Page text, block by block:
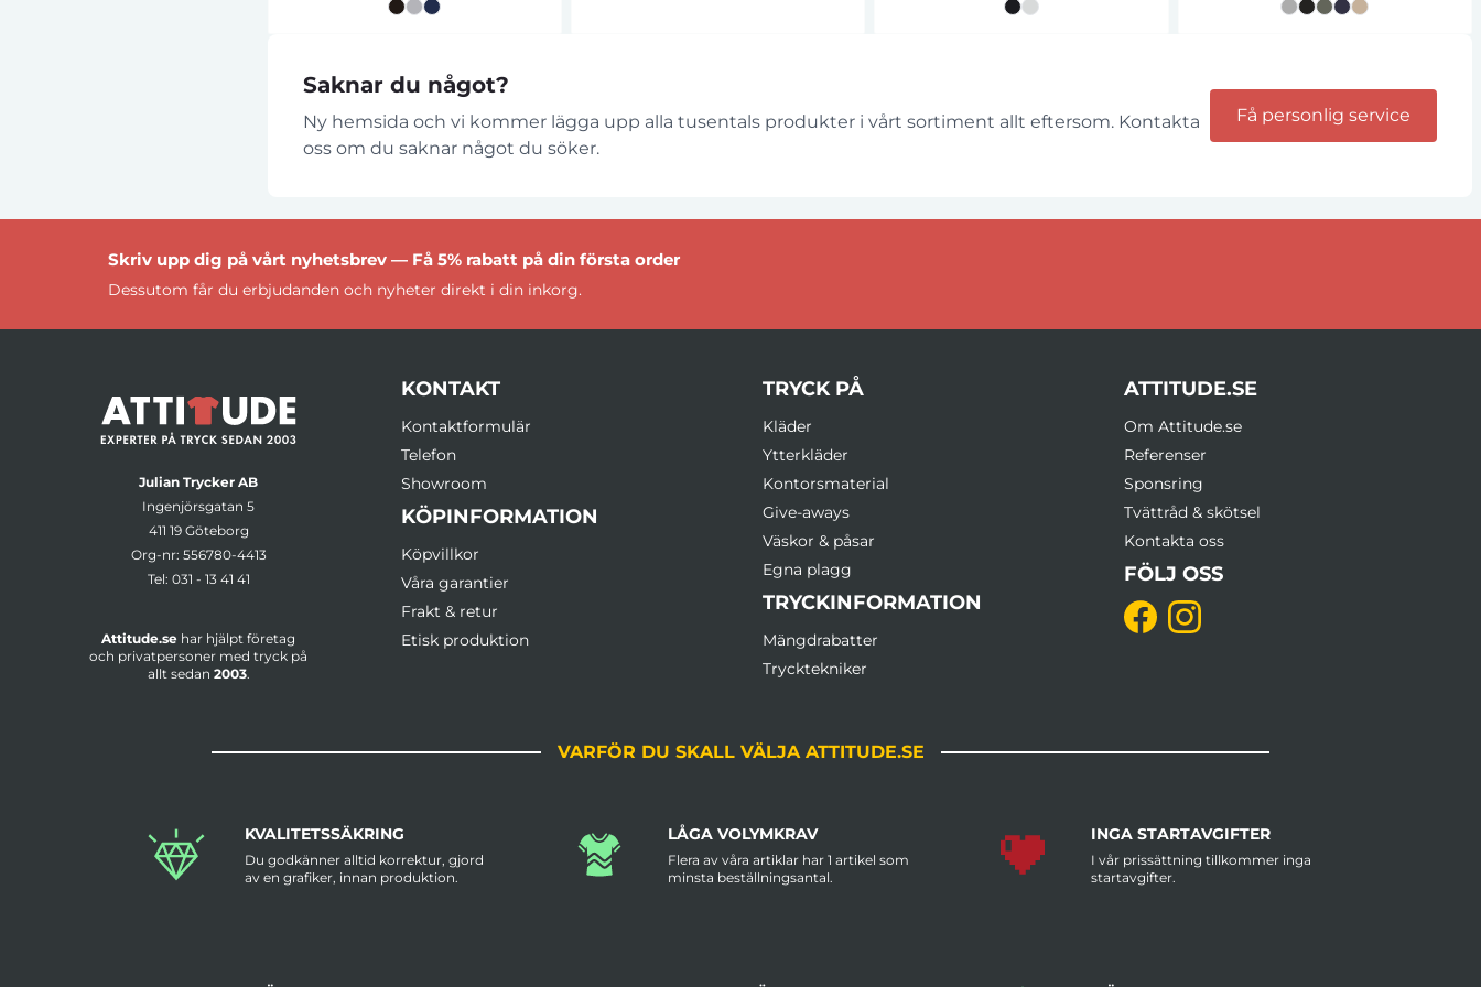
Återförslutningsbara och
Saknar du något?
Ny hemsida och vi kommer lägga upp alla tusentals produkter i vårt sortiment allt eftersom. Kontakta
oss om du saknar något du söker.
Få personlig service
Skriv upp dig på vårt nyhetsbrev — Få 5% rabatt på din första order
Dessutom får du erbjudanden och nyheter direkt i din inkorg.
Julian Trycker AB
Ingenjörsgatan 5
411 19 Göteborg
Org-nr: 556780-4413
Tel: 031 - 13 41 41
Attitude.se har hjälpt företag
och privatpersoner med tryck på
allt sedan 2003.
KONTAKT
Kontaktformulär
Telefon
Showroom
KÖPINFORMATION
Köpvillkor
Våra garantier
Frakt & retur
Etisk produktion
TRYCK PÅ
Kläder
Ytterkläder
Kontorsmaterial
Give-aways
Väskor & påsar
Egna plagg
TRYCKINFORMATION
Mängdrabatter
Trycktekniker
ATTITUDE.SE
Om Attitude.se
Referenser
Sponsring
Tvättråd & skötsel
Kontakta oss
FÖLJ OSS
VARFÖR DU SKALL VÄLJA ATTITUDE.SE
KVALITETSSÄKRING
Du godkänner alltid korrektur, gjord
av en grafiker, innan produktion.
LÅGA VOLYMKRAV
Flera av våra artiklar har 1 artikel som
minsta beställningsantal.
INGA STARTAVGIFTER
I vår prissättning tillkommer inga
startavgifter.